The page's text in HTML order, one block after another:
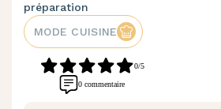
préparation
MODE CUISINE
0/5
0 commentaire